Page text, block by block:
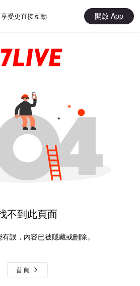
受更直接互動 開啟 App
不到此頁面
誤，內容已被隱藏或刪除。
首頁